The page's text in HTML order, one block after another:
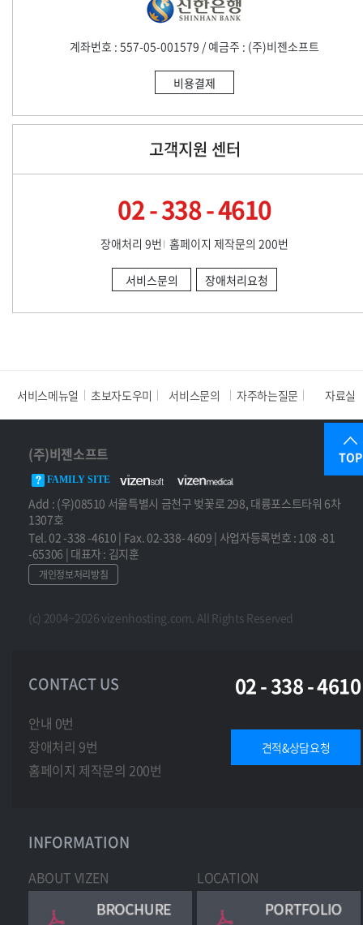
계좌번호 : 557-05-001579 / 예금주 : (주)비젠소프트
비용결제
고객지원 센터
02 - 338 - 4610
장애처리 9번 홈페이지 제작문의 200번
서비스문의 장애처리요청
서비스메뉴얼 초보자도우미 서비스문의 자주하는질문 자료실
TOP
(주)비젠소프트
FAMILY SITE
Add : (우)08510 서울특별시 금천구 벚꽃로 298, 대륭포스트타워 6차
1307호
Tel. 02 -338 -4610 | Fax. 02-338- 4609 | 사업자등록번호 : 108 -81
-65306 | 대표자 : 김지훈
개인정보처리방침
(c) 2004~2026 vizenhosting.com. All Rights Reserved
CONTACT US 02 - 338 - 4610
안내 0번
장애처리 9번
홈페이지 제작문의 200번
견적&상담요청
INFORMATION
ABOUT VIZEN LOCATION